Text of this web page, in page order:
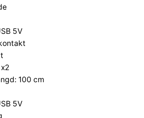
5V
100 cm
5V